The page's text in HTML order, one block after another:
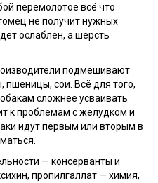
перемолотое всё что
не получит нужных
ослаблен, а шерсть
подмешивают
пшеницы, сои. Всё для того,
сложнее усваивать
к проблемам с желудком и
идут первым или вторым в
— консерванты и
пропилгаллат — химия,